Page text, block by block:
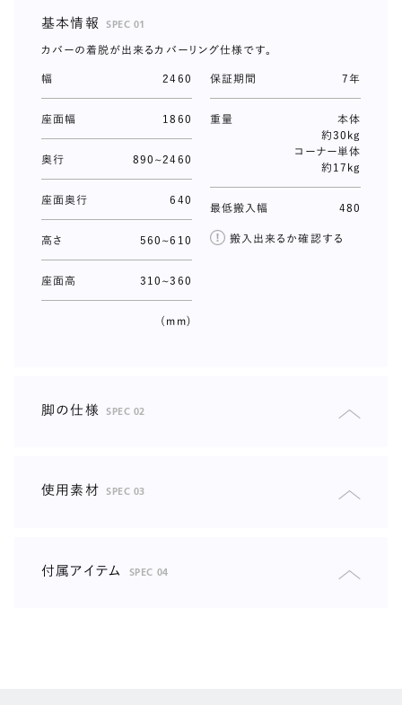
基本情報 SPEC 01
カバーの着脱が出来るカバーリング仕様です。
幅 2460
座面幅 1860
奥行 890~2460
座面奥行 640
高さ 560~610
座面高 310~360
(mm)
保証期間 7年
重量
本体
約30kg
コーナー単体
約17kg
最低搬入幅 480
搬入出来るか確認する
脚の仕様 SPEC 02
カラー
オーク/ウォールナット/ミディアムグレー/グレー(スチ
使用素材 SPEC 03
付属アイテム SPEC 04